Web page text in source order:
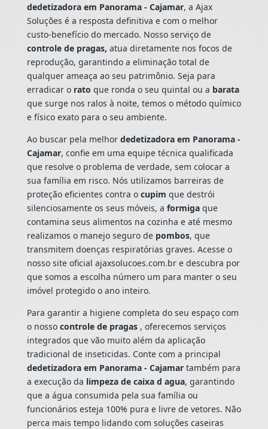
dedetizadora em Panorama - Cajamar, a Ajax
Soluções é a resposta definitiva e com o melhor
custo-benefício do mercado. Nosso serviço de
controle de pragas, atua diretamente nos focos de
reprodução, garantindo a eliminação total de
qualquer ameaça ao seu patrimônio. Seja para
erradicar o rato que ronda o seu quintal ou a barata
que surge nos ralos à noite, temos o método químico
e físico exato para o seu ambiente.
Ao buscar pela melhor dedetizadora em Panorama -
Cajamar, confie em uma equipe técnica qualificada
que resolve o problema de verdade, sem colocar a
sua família em risco. Nós utilizamos barreiras de
proteção eficientes contra o cupim que destrói
silenciosamente os seus móveis, a formigaque
contamina seus alimentos na cozinha e até mesmo
realizamos o manejo seguro de pombos, que
transmitem doenças respiratórias graves. Acesse o
nosso site oficial ajaxsolucoes.com.br e descubra por
que somos a escolha número um para manter o seu
imóvel protegido o ano inteiro.
Para garantir a higiene completa do seu espaço com
o nosso controle de pragas , oferecemos serviços
integrados que vão muito além da aplicação
tradicional de inseticidas. Conte com a principal
dedetizadora em Panorama - Cajamartambém para
a execução da limpeza de caixa d agua, garantindo
que a água consumida pela sua família ou
funcionários esteja 100% pura e livre de vetores. Não
perca mais tempo lidando com soluções caseiras